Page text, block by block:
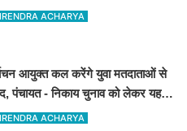
ACHARYA
आयुक्त कल करेंगे युवा मतदाताओं से
पंचायत - निकाय चुनाव को लेकर यह
हो रहा हैACHARYA